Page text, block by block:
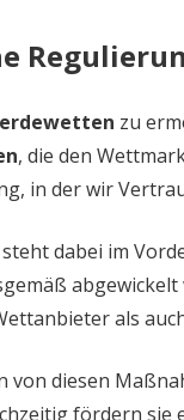
zu
, die den
in der wir
steht dabei im
als
von diesen
fördern sie